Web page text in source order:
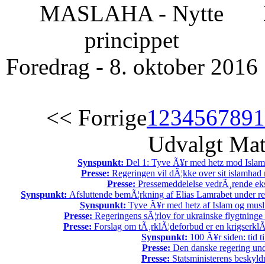
MASLAHA - Nytte
princippet
Foredrag - 8. oktober 2016
<< Forrige123456789
Udvalgt
Synspunkt: Del 1: Tyve Ã¥r med hetz mod
Presse: Regeringen vil dÃ¦kke over sit
Presse: Pressemeddelelse vedrÃ¸rende
Synspunkt: Afsluttende bemÃ¦rkning af Elias Lamrabet under
Synspunkt: Tyve Ã¥r med hetz af Islam og
Presse: Regeringens sÃ¦rlov for ukrainske
Presse: Forslag om tÃ¸rklÃ¦deforbud er en
Synspunkt: 100 Ã¥r siden: tid
Presse: Den danske regering
Presse: Statsministerens